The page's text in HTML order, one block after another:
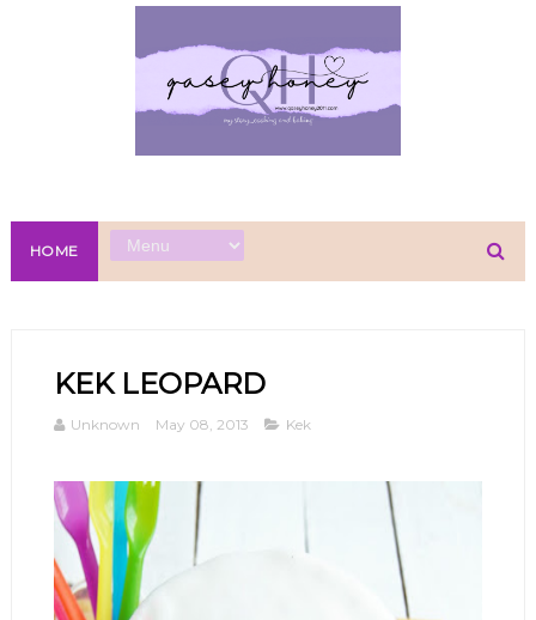
HOME
KEK LEOPARD
Unknown May 08, 2013 Kek